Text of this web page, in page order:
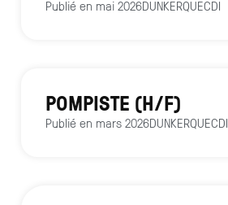
Publié en mai 2026DUNKERQUECDI
POMPISTE (H/F)
Publié en mars 2026DUNKERQUECDI